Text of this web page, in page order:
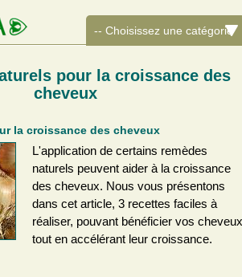
pour la croissance des
cheveux
la croissance des cheveux
L'application de certains remèdes
naturels peuvent aider à la croissance
des cheveux. Nous vous présentons
dans cet article, 3 recettes faciles à
réaliser, pouvant bénéficier vos
tout en accélérant leur croissance.